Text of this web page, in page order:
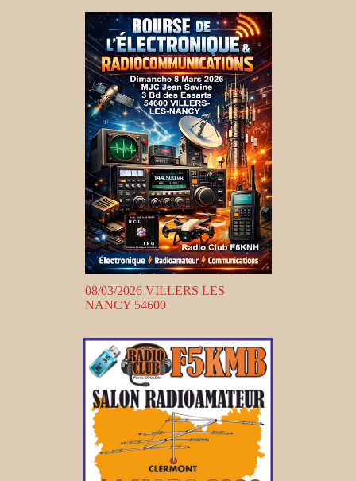
08/03/2026 VILLERS LES
NANCY 54600